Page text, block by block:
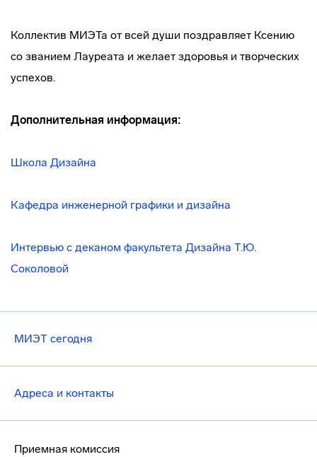
Коллектив МИЭТа от всей души поздравляет Ксению
со званием Лауреата и желает здоровья и творческих
успехов.
Дополнительная информация:
Школа Дизайна
Кафедра инженерной графики и дизайна
Интервью с деканом факультета Дизайна Т.Ю.
Соколовой
МИЭТ сегодня
Адреса и контакты
Приемная комиссия